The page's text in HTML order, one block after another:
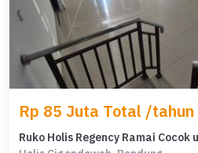
Rp 85 Juta Total /tahun